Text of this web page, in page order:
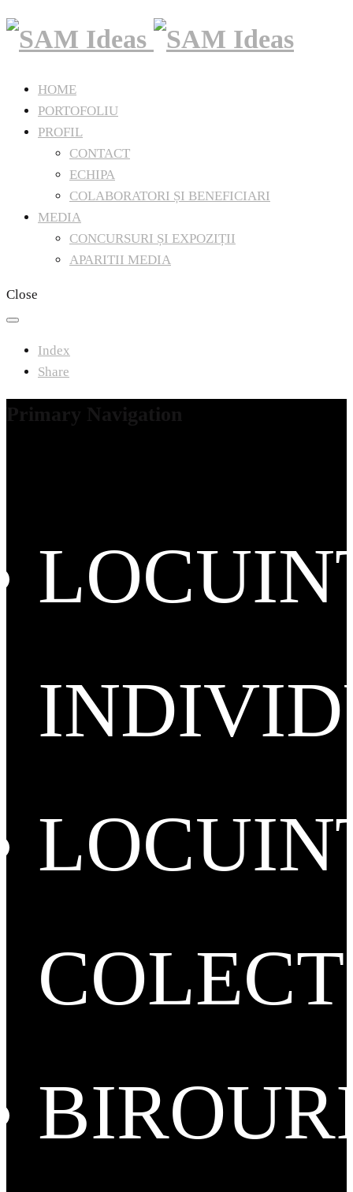
HOME
PORTOFOLIU
PROFIL
CONTACT
ECHIPA
COLABORATORI ȘI BENEFICIARI
MEDIA
CONCURSURI ȘI EXPOZIȚII
APARITII MEDIA
Close
Index
Share